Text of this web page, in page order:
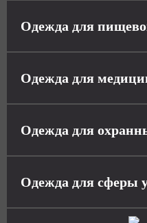
Одежда для
Одежда для
Одежда для
Одежда для сферы